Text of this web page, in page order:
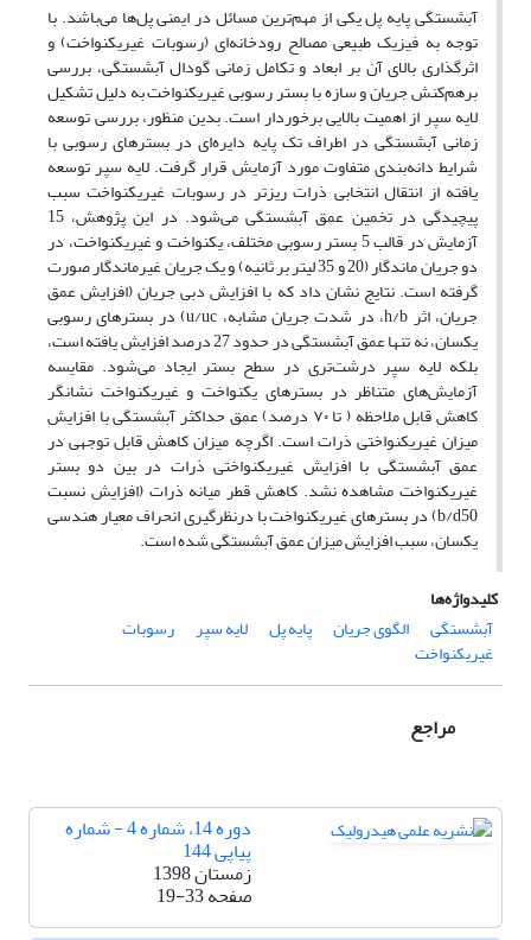
آبشستگی پایه پل یکی از مهم‌ترین مسائل در ایمنی پل‌ها می‌باشد. با
توجه به فیزیک طبیعی مصالح رودخانه‌ای (رسوبات غیریکنواخت) و
اثرگذاری بالای آن بر ابعاد و تکامل زمانی گودال آبشستگی، بررسی
برهم‌کنش جریان و سازه با بستر رسوبی غیریکنواخت به دلیل تشکیل
لایه سپر از اهمیت بالایی برخوردار است. بدین منظور، بررسی توسعه
زمانی آبشستگی در اطراف تک پایه دایره‌ای در بسترهای رسوبی با
شرایط دانه‌بندی متفاوت مورد آزمایش قرار گرفت. لایه سپر توسعه
یافته از انتقال انتخابی ذرات ریزتر در رسوبات غیریکنواخت سبب
پیچیدگی در تخمین عمق آبشستگی می‌شود. در این پژوهش، 15
آزمایش در قالب 5 بستر رسوبی مختلف، یکنواخت و غیریکنواخت، در
دو جریان ماندگار (20 و 35 لیتر بر ثانیه) و یک جریان غیرماندگار صورت
گرفته است. نتایج نشان داد که با افزایش دبی جریان (افزایش عمق
جریان، اثر h/b، در شدت جریان مشابه، u/uc) در بسترهای رسوبی
یکسان، نه تنها عمق آبشستگی در حدود 27 درصد افزایش یافته است،
بلکه لایه سپر درشت‌تری در سطح بستر ایجاد می‌شود. مقایسه
آزمایش‌های متناظر در بسترهای یکنواخت و غیریکنواخت نشانگر
کاهش قابل ملاحظه ( تا ۷۰ درصد) عمق حداکثر آبشستگی با افزایش
میزان غیریکنواختی ذرات است. اگرچه میزان کاهش قابل توجهی در
عمق آبشستگی با افزایش غیریکنواختی ذرات در بین دو بستر
غیریکنواخت مشاهده نشد. کاهش قطر میانه ذرات (افزایش نسبت
b/d50) در بسترهای غیریکنواخت با درنظرگیری انحراف معیار هندسی
یکسان، سبب افزایش میزان عمق آبشستگی شده است.
کلیدواژه‌ها
آبشستگی
الگوی جریان پایه پل لایه سپر رسوبات
غیریکنواخت
مراجع
دوره 14، شماره 4 - شماره
پیاپی 144
زمستان 1398
صفحه19-33